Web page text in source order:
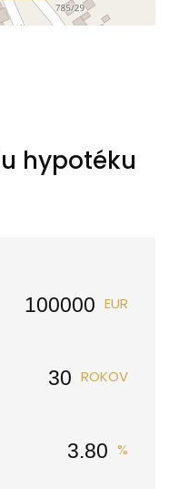
hypotéku
EUR
ROKOV
%